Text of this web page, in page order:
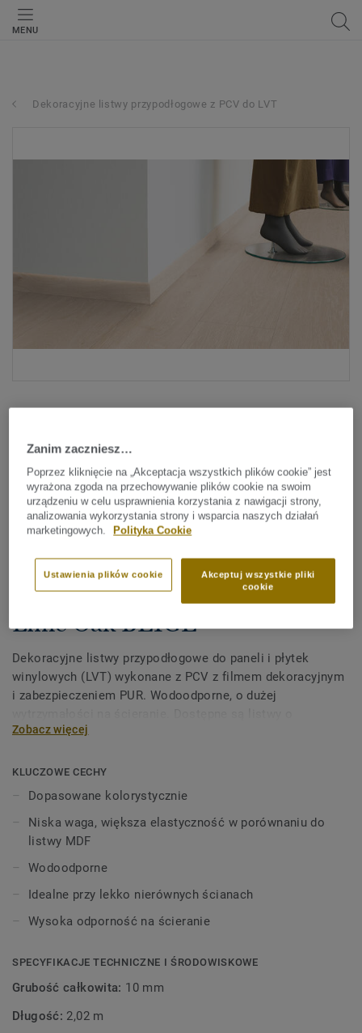
MENU
Dekoracyjne listwy przypodłogowe z PCV do LVT
Sprawdź wszystkie wzory (372)
Dekoracyjne listwy
przypodłogowe z PCV do LVT -
Lime Oak BEIGE
Dekoracyjne listwy przypodłogowe do paneli i płytek
winylowych (LVT) wykonane z PCV z filmem dekoracyjnym
i zabezpieczeniem PUR. Wodoodporne, o dużej
wysokości 60 mm i długości 2,02 m, w kolorach
winylowych. Dekoracyjne listwy przypodłogowe są
kompatybilne ze wszystkimi podłogami LVT Tarkett (Glue-
Down, Click i Loose-Lay).
Zobacz więcej
KLUCZOWE CECHY
Dopasowane kolorystycznie
Niska waga, większa elastyczność w porównaniu do
listwy MDF
Wodoodporne
Idealne przy lekko nierównych ścianach
Wysoka odporność na ścieranie
SPECYFIKACJE TECHNICZNE I ŚRODOWISKOWE
Grubość całkowita: 10 mm
Długość: 2,02 m
Zanim zaczniesz…
Poprzez kliknięcie na „Akceptacja wszystkich plików cookie” jest
wyrażona zgoda na przechowywanie plików cookie na swoim
urządzeniu w celu usprawnienia korzystania z nawigacji strony,
analizowania wykorzystania strony i wsparcia naszych działań
marketingowych.
Polityka Cookie
Akceptuj wszystkie pliki
cookie
Ustawienia plików cookie